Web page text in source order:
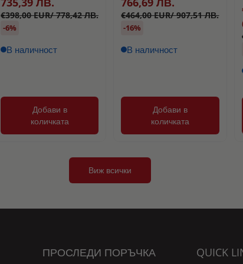
€398,00 EUR/ 778,42 ЛВ.
-6%
В наличност
Добави в
количката
€464,00 EUR/ 907,51 ЛВ.
-16%
В наличност
Добави в
количката
Виж всички
ПРОСЛЕДИ ПОРЪЧКА QUICK